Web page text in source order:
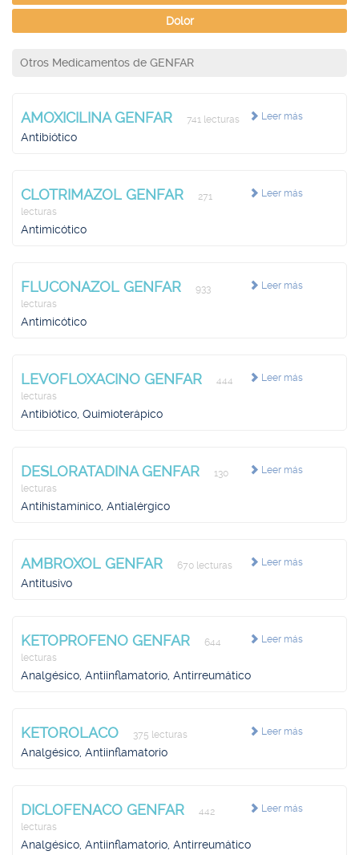
Dolor
Otros Medicamentos de GENFAR
Leer más
AMOXICILINA GENFAR 741 lecturas
Antibiótico
Leer más
CLOTRIMAZOL GENFAR
271
lecturas
Antimicótico
Leer más
FLUCONAZOL GENFAR
933
lecturas
Antimicótico
Leer más
LEVOFLOXACINO GENFAR
444
lecturas
Antibiótico, Quimioterápico
Leer más
DESLORATADINA GENFAR
130
lecturas
Antihistamínico, Antialérgico
Leer más
AMBROXOL GENFAR 670 lecturas
Antitusivo
Leer más
KETOPROFENO GENFAR
644
lecturas
Analgésico, Antiinflamatorio, Antirreumático
Leer más
KETOROLACO 375 lecturas
Analgésico, Antiinflamatorio
Leer más
DICLOFENACO GENFAR
442
lecturas
Analgésico, Antiinflamatorio, Antirreumático